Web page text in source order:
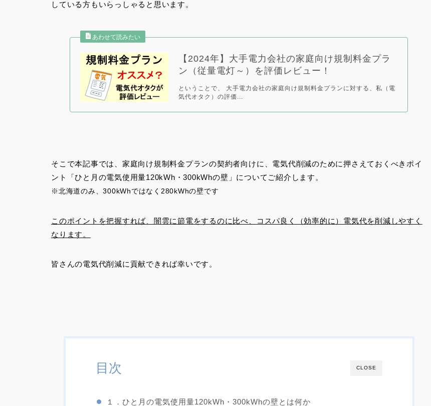
している方もいらっしゃると思います。
【2024年】大手電力会社の家庭向け規制料金プラ
ン（従量電灯～）を評価レビュー！
ということで、 大手電力会社の家庭向け規制料金プランに対する、私（電
気代オタク）の評価...
そこで本記事では、家庭向け規制料金プランの契約者向けに、電気代削減のために押さえておくべきポイ
ント「ひと月の電気使用量120kWh・300kWhの壁」についてご紹介します。
※北海道のみ、300kWhではなく280kWhの壁です
このポイントを把握すれば、闇雲に節電をするのに比べ、 コスパ良く（効率的に）電気代を削減 しやすく
なります。
皆さんの電気代削減に貢献できれば幸いです。
CLOSE
目次
１．ひと月の電気使用量120kWh・300kWhの壁とは何か